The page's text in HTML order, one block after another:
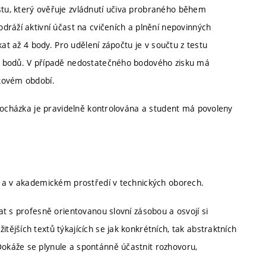
který ověřuje zvládnutí učiva probraného během
aktivní účast na cvičeních a plnění nepovinných
až 4 body. Pro udělení zápočtu je v součtu z testu
V případě nedostatečného bodového zisku má
období.
je pravidelně kontrolována a student má povoleny
v akademickém prostředí v technických oborech.
s profesně orientovanou slovní zásobou a osvojí si
textů týkajících se jak konkrétních, tak abstraktních
se plynule a spontánně účastnit rozhovoru,